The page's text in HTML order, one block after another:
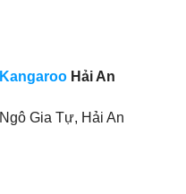
Kangaroo Hải An
Ngô Gia Tự, Hải An